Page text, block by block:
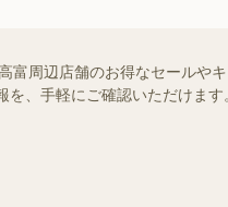
周辺店舗のお得なセールや
、手軽にご確認いただけま